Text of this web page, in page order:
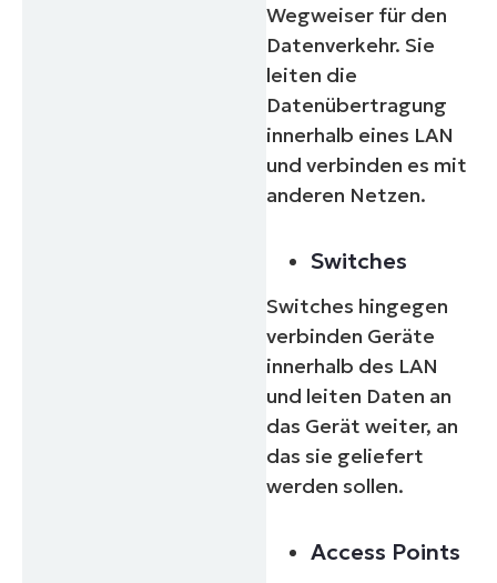
Wegweiser für den
Datenverkehr. Sie
leiten die
Datenübertragung
innerhalb eines LAN
und verbinden es mit
anderen Netzen.
Switches
Switches hingegen
verbinden Geräte
innerhalb des LAN
und leiten Daten an
das Gerät weiter, an
das sie geliefert
werden sollen.
Access Points